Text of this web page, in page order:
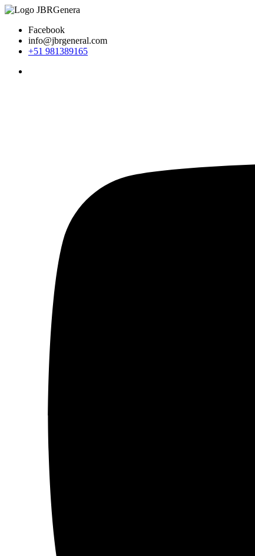
Ir
contenidoFacebook
info@jbrgeneral.com
+51 981389165